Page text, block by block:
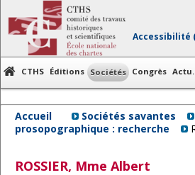
Accessibilité
CTHS Éditions Sociétés Congrès
Accueil Sociétés savantes
prosopographique : recherche
ROSSIER, Mme Albert